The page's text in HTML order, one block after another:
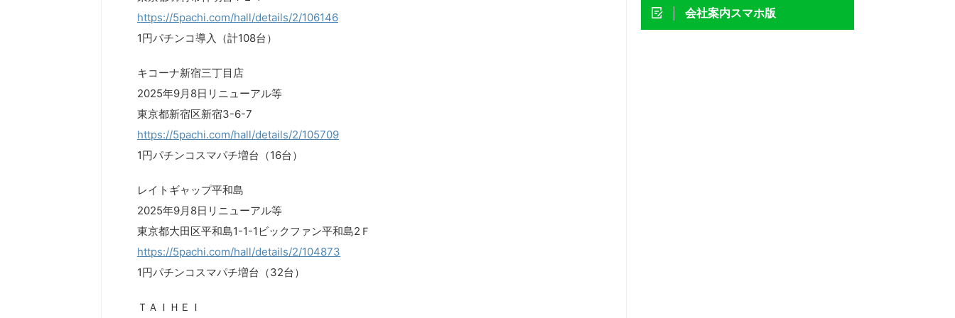
https://5pachi.com/hall/details/2/106146
1円パチンコ導入（計108台）
キコーナ新宿三丁目店
2025年9月8日リニューアル等
東京都新宿区新宿3-6-7
https://5pachi.com/hall/details/2/105709
1円パチンコスマパチ増台（16台）
レイトギャップ平和島
2025年9月8日リニューアル等
東京都大田区平和島1-1-1ビックファン平和島2Ｆ
https://5pachi.com/hall/details/2/104873
1円パチンコスマパチ増台（32台）
ＴＡＩＨＥＩ
会社案内スマホ版